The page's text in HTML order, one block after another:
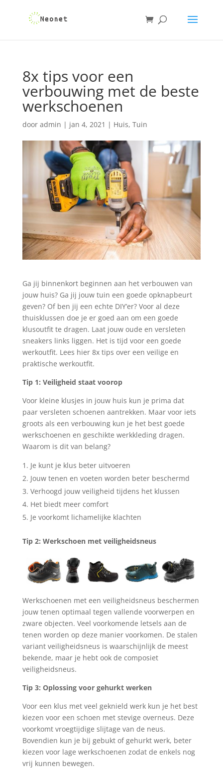
8x tips voor een
verbouwing met de beste
werkschoenen
door admin | jan 4, 2021 | Huis, Tuin
Ga jij binnenkort beginnen aan het verbouwen van
jouw huis? Ga jij jouw tuin een goede opknapbeurt
geven? Of ben jij een echte DIY’er? Voor al deze
thuisklussen doe je er goed aan om een goede
klusoutfit te dragen. Laat jouw oude en versleten
sneakers links liggen. Het is tijd voor een goede
werkoutfit. Lees hier 8x tips over een veilige en
praktische werkoutfit.
Tip 1: Veiligheid staat voorop
Voor kleine klusjes in jouw huis kun je prima dat
paar versleten schoenen aantrekken. Maar voor iets
groots als een verbouwing kun je het best goede
werkschoenen en geschikte werkkleding dragen.
Waarom is dit van belang?
Je kunt je klus beter uitvoeren
Jouw tenen en voeten worden beter beschermd
Verhoogd jouw veiligheid tijdens het klussen
Het biedt meer comfort
Je voorkomt lichamelijke klachten
Tip 2: Werkschoen met veiligheidsneus
Werkschoenen met een veiligheidsneus beschermen
jouw tenen optimaal tegen vallende voorwerpen en
zware objecten. Veel voorkomende letsels aan de
tenen worden op deze manier voorkomen. De stalen
variant veiligheidsneus is waarschijnlijk de meest
bekende, maar je hebt ook de composiet
veiligheidsneus.
Tip 3: Oplossing voor gehurkt werken
Voor een klus met veel geknield werk kun je het best
kiezen voor een schoen met stevige overneus. Deze
voorkomt vroegtijdige slijtage van de neus.
Bovendien kun je bij gebukt of gehurkt werk, beter
kiezen voor lage werkschoenen zodat de enkels nog
vrij kunnen bewegen.